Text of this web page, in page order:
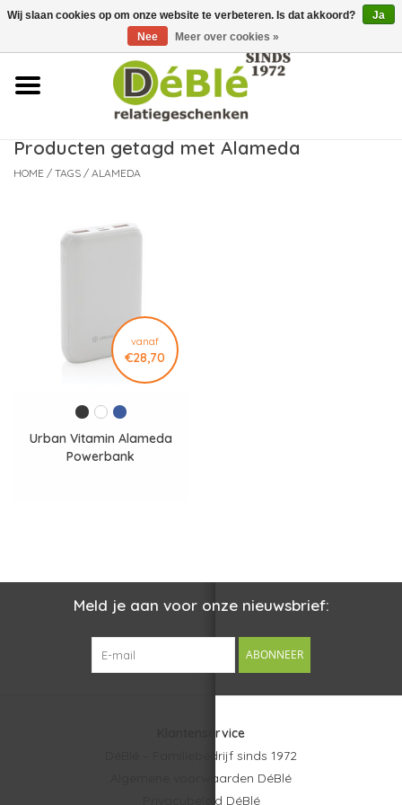
Over ons
Contact
Nieuws
Leveringsvoorwaarden
Producten getagd met Alameda
HOME / TAGS / ALAMEDA
vanaf
€28,70
Urban Vitamin Alameda
Powerbank
Meld je aan voor onze nieuwsbrief:
ABONNEER
Klantenservice
DéBlé – Familiebedrijf sinds 1972
Algemene voorwaarden DéBlé
Privacybeleid DéBlé
Wij slaan cookies op om onze website te verbeteren. Is dat akkoord?
Ja
Nee
Meer over cookies »